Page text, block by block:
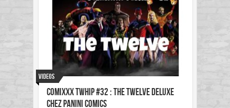
Videos
Comixxx Twhip #32 : The Twelve Deluxe
chez Panini Comics